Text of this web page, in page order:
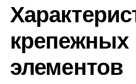
крепежных
элементов